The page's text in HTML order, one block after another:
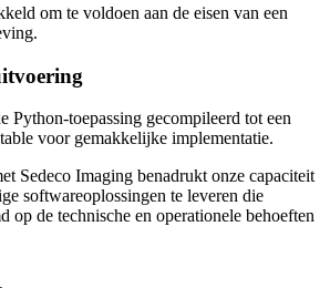
om te voldoen aan de eisen van een
Python-toepassing gecompileerd tot een
voor gemakkelijke implementatie.
Sedeco Imaging benadrukt onze capaciteit
softwareoplossingen te leveren die
op de technische en operationele behoeften